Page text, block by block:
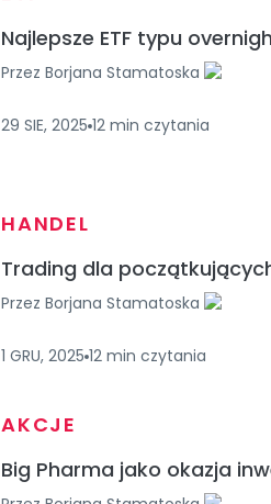
Najlepsze ETF typu
Przez Borjana Stamatoska
29 SIE, 2025 12 min czytania
HANDEL
Trading dla
Przez Borjana Stamatoska
1 GRU, 2025 12 min czytania
AKCJE
Big Pharma jako okazja